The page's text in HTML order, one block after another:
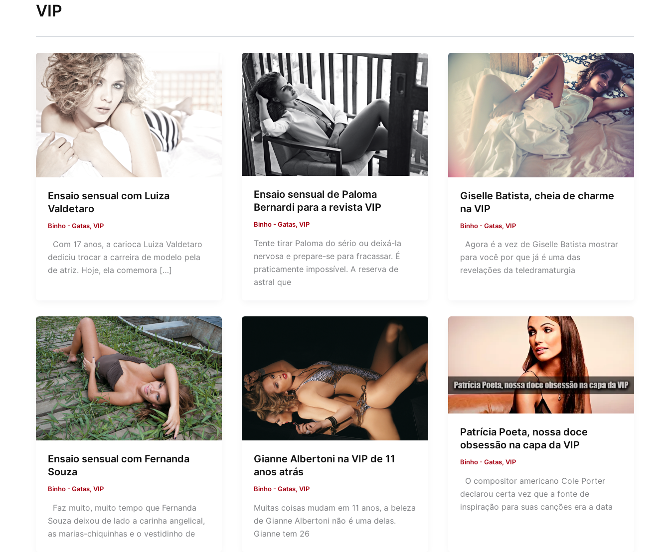
VIP
Ensaio sensual com Luiza
Valdetaro
Binho-Gatas, VIP
Com 17 anos, a carioca Luiza Valdetaro
dediciu trocar a carreira de modelo pela
de atriz. Hoje, ela comemora […]
Ensaio sensual de Paloma
Bernardi para a revista VIP
Binho-Gatas,VIP
Tente tirar Paloma do sério ou deixá-la
nervosa e prepare-se para fracassar. É
praticamente impossível. A reserva de
astral que
Giselle Batista, cheia de charme
na VIP
Binho-Gatas, VIP
Agora é a vez de Giselle Batista mostrar
para você por que já é uma das
revelações da teledramaturgia
Ensaio sensual com Fernanda
Souza
Binho-Gatas, VIP
Faz muito, muito tempo que Fernanda
Souza deixou de lado a carinha angelical,
as marias-chiquinhas e o vestidinho de
Gianne Albertoni na VIP de 11
anos atrás
Binho-Gatas,VIP
Muitas coisas mudam em 11 anos, a beleza
de Gianne Albertoni não é uma delas.
Gianne tem 26
Patrícia Poeta, nossa doce
obsessão na capa da VIP
Binho-Gatas, VIP
O compositor americano Cole Porter
declarou certa vez que a fonte de
inspiração para suas canções era a data